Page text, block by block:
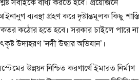
সবাইকে বাধ্য করতে হবে। প্রয়োজনে
ব্যবস্থা গ্রহণ করে দৃষ্টান্তমূলক কিছু শাস্তি
কঠোর হতে হবে। সরকার চাইলে পারে না
উদাহরণ ‘নদী উদ্ধার অভিযান’।
উন্নয়ন নিশ্চিত করণার্থে ইমারত নির্মাণ